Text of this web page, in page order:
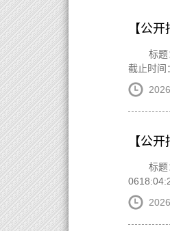
【公
标
截止时间
【公
标